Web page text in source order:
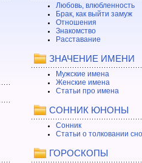
Любовь, влюбленность
Брак, как выйти замуж
Отношения
Знакомство
Расставание
ЗНАЧЕНИЕ ИМЕНИ
Мужские имена
Женские имена
Статьи про имена
СОННИК ЮНОНЫ
Сонник
Статьи о толковании
ГОРОСКОПЫ